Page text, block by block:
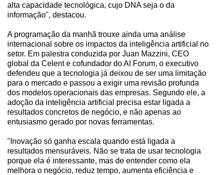
alta capacidade tecnológica, cujo DNA seja o da
informação", destacou.
A programação da manhã trouxe ainda uma análise
internacional sobre os impactos da inteligência artificial no
setor. Em palestra conduzida por Juan Mazzini, CEO
global da Celent e cofundador do AI Forum, o executivo
defendeu que a tecnologia já deixou de ser uma limitação
para o mercado e passou a exigir uma revisão profunda
dos modelos operacionais das empresas. Segundo ele, a
adoção da inteligência artificial precisa estar ligada a
resultados concretos de negócio, e não apenas ao
entusiasmo gerado por novas ferramentas.
"Inovação só ganha escala quando está ligada a
resultados mensuráveis. Não se trata de usar tecnologia
porque ela é interessante, mas de entender como ela
melhora o negócio, reduz tempo, aumenta eficiência e